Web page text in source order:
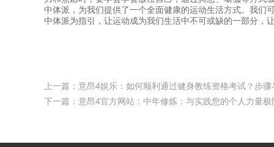
中体派，为我们提供了一个全面健康的运动生活方式。我们
中体派为指引，让运动成为我们生活中不可或缺的一部分，
上一篇： 意昂4娱乐：如何顺利通过健身教练资格考试？步骤
下一篇： 意昂4官方网站：中年修炼：与实践您的个人力量极